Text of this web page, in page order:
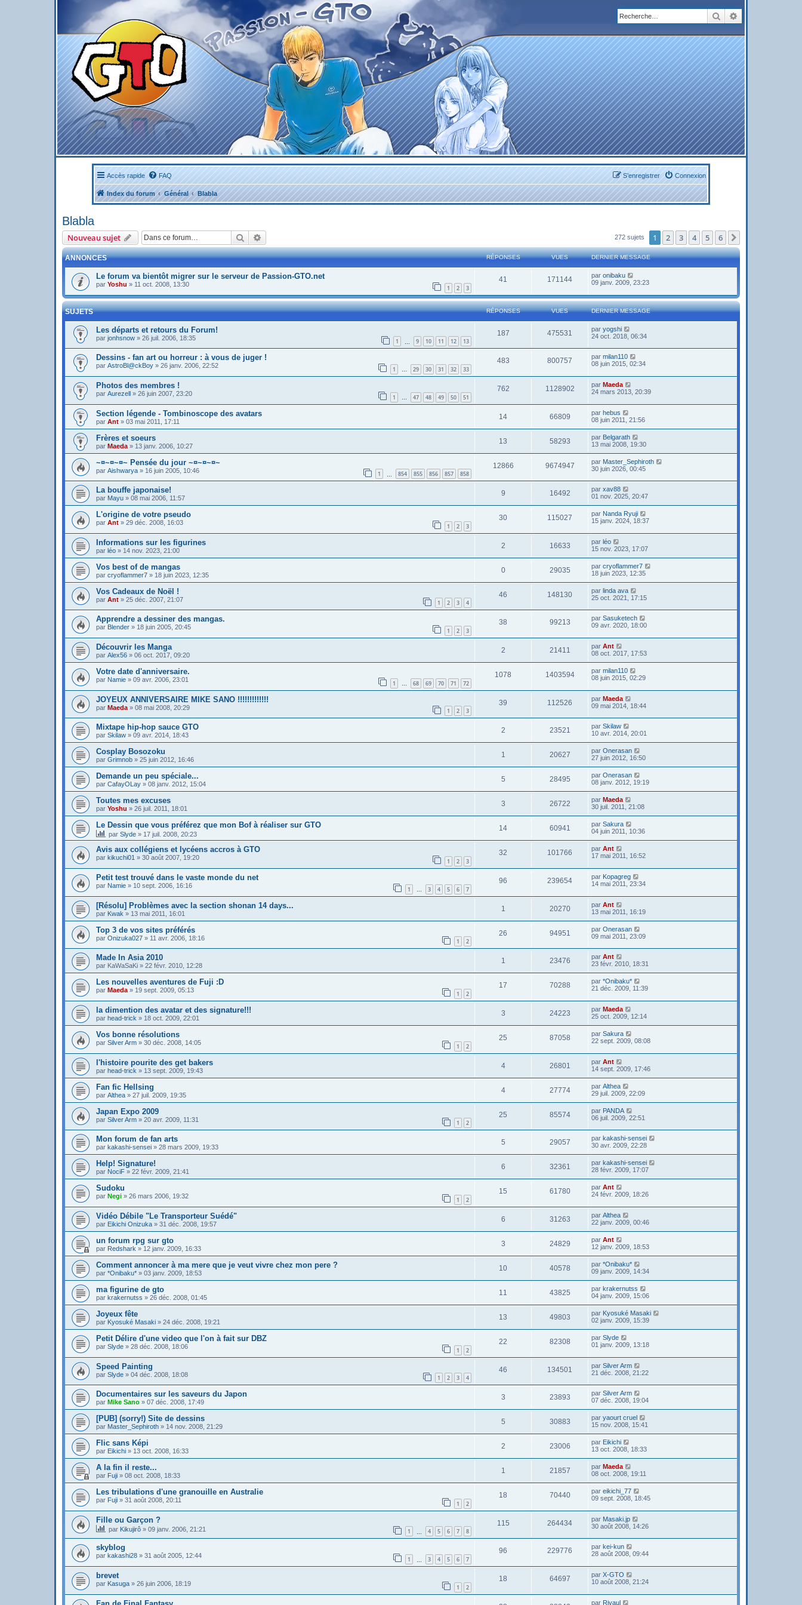
Rechercher
Accès rapide FAQ Connexion
S’enregistrer
Index du forum Général Blabla
Blabla
Nouveau sujet Rechercher 272 sujets 1 2 3 4 5 6
ANNONCES RÉPONSES VUES DERNIER MESSAGE
Le forum va bientôt migrer sur le serveur de Passion-GTO.net
par Yoshu » 11 oct. 2008, 13:30 1 2 3
41 171144 par onibaku
09 janv. 2009, 23:23
SUJETS RÉPONSES VUES DERNIER MESSAGE
Les départs et retours du Forum!
par jonhsnow » 26 juil. 2006, 18:35 1 9 10 11 12 13
187 475531 par yogshi
24 oct. 2018, 06:34
Dessins - fan art ou horreur : à vous de juger !
par AstroBl@ckBoy » 26 janv. 2006, 22:52 1 … 29 30 31 32 33
483 800757 par milan110
08 juin 2015, 02:34
Photos des membres !
par Aurezell » 26 juin 2007, 23:20 1 … 47 48 49 50 51
762 1128902 par Maeda
24 mars 2013, 20:39
Section légende - Tombinoscope des avatars
par Ant » 03 mai 2011, 17:11
14 66809 par hebus
08 juin 2011, 21:56
Frères et soeurs
par Maeda » 13 janv. 2006, 10:27
13 58293 par Belgarath
13 mai 2008, 19:30
~¤~¤~¤~ Pensée du jour ~¤~¤~¤~
par Aishwarya » 16 juin 2005, 10:46 1 854 855 856 857 858
12866 9674947 par Master_Sephiroth
30 juin 2026, 00:45
La bouffe japonaise!
par Mayu » 08 mai 2006, 11:57
9 16492 par xav88
01 nov. 2025, 20:47
L'origine de votre pseudo
par Ant » 29 déc. 2008, 16:03 1 2 3
30 115027 par Nanda Ryuji
15 janv. 2024, 18:37
Informations sur les figurines
par léo » 14 nov. 2023, 21:00
2 16633 par léo
15 nov. 2023, 17:07
Vos best of de mangas
par cryoflammer7 » 18 juin 2023, 12:35
0 29035 par cryoflammer7
18 juin 2023, 12:35
Vos Cadeaux de Noël !
par Ant » 25 déc. 2007, 21:07 1 2 3 4
46 148130 par linda ava
25 oct. 2021, 17:15
Apprendre a dessiner des mangas.
par Blender » 18 juin 2005, 20:45 1 2 3
38 99213 par Sasuketech
09 avr. 2020, 18:00
Découvrir les Manga
par Alex56 » 06 oct. 2017, 09:20
2 21411 par Ant
08 oct. 2017, 17:53
Votre date d'anniversaire.
par Namie » 09 avr. 2006, 23:01 1 … 68 69 70 71 72
1078 1403594 par milan110
08 juin 2015, 02:29
JOYEUX ANNIVERSAIRE MIKE SANO !!!!!!!!!!!!!
par Maeda » 08 mai 2008, 20:29 1 2 3
39 112526 par Maeda
09 mai 2014, 18:44
Mixtape hip-hop sauce GTO
par Skilaw » 09 avr. 2014, 18:43
2 23521 par Skilaw
10 avr. 2014, 20:01
Cosplay Bosozoku
par Grimnob » 25 juin 2012, 16:46
1 20627 par Onerasan
27 juin 2012, 16:50
Demande un peu spéciale...
par CafayOLay » 08 janv. 2012, 15:04
5 28495 par Onerasan
08 janv. 2012, 19:19
Toutes mes excuses
par Yoshu » 26 juil. 2011, 18:01
3 26722 par Maeda
30 juil. 2011, 21:08
Le Dessin que vous préférez que mon Bof à réaliser sur GTO
par Slyde » 17 juil. 2008, 20:23
14 60941 par Sakura
04 juin 2011, 10:36
Avis aux collégiens et lycéens accros à GTO
par kikuchi01 » 30 août 2007, 19:20 1 2 3
32 101766 par Ant
17 mai 2011, 16:52
Petit test trouvé dans le vaste monde du net
par Namie » 10 sept. 2006, 16:16 1 … 3 4 5 6 7
96 239654 par Kopagreg
14 mai 2011, 23:34
[Résolu] Problèmes avec la section shonan 14 days...
par Kwak » 13 mai 2011, 16:01
1 20270 par Ant
13 mai 2011, 16:19
Top 3 de vos sites préférés
par Onizuka027 » 11 avr. 2006, 18:16 1 2
26 94951 par Onerasan
09 mai 2011, 23:09
Made In Asia 2010
par KaWaSaKi » 22 févr. 2010, 12:28
1 23476 par Ant
23 févr. 2010, 18:31
Les nouvelles aventures de Fuji :D
par Maeda » 19 sept. 2009, 05:13 1 2
17 70288 par *Onibaku*
21 déc. 2009, 11:39
la dimention des avatar et des signature!!!
par head-trick » 18 oct. 2009, 22:01
3 24223 par Maeda
25 oct. 2009, 12:14
Vos bonne résolutions
par Silver Arm » 30 déc. 2008, 14:05 1 2
25 87058 par Sakura
22 sept. 2009, 08:08
l'histoire pourite des get bakers
par head-trick » 13 sept. 2009, 19:43
4 26801 par Ant
14 sept. 2009, 17:46
Fan fic Hellsing
par Althea » 27 juil. 2009, 19:35
4 27774 par Althea
29 juil. 2009, 22:09
Japan Expo 2009
par Silver Arm » 20 avr. 2009, 11:31 1 2
25 85574 par PANDA
06 juil. 2009, 22:51
Mon forum de fan arts
par kakashi-sensei » 28 mars 2009, 19:33
5 29057 par kakashi-sensei
30 avr. 2009, 22:28
Help! Signature!
par NociF » 22 févr. 2009, 21:41
6 32361 par kakashi-sensei
28 févr. 2009, 17:07
Sudoku
par Negi » 26 mars 2006, 19:32 1 2
15 61780 par Ant
24 févr. 2009, 18:26
Vidéo Débile "Le Transporteur Suédé"
par Eikichi Onizuka » 31 déc. 2008, 19:57
6 31263 par Althea
22 janv. 2009, 00:46
un forum rpg sur gto
par Redshark » 12 janv. 2009, 16:33
3 24829 par Ant
12 janv. 2009, 18:53
Comment annoncer à ma mere que je veut vivre chez mon pere ?
par *Onibaku* » 03 janv. 2009, 18:53
10 40578 par *Onibaku*
09 janv. 2009, 14:34
ma figurine de gto
par krakernutss » 26 déc. 2008, 01:45
11 43825 par krakernutss
04 janv. 2009, 15:06
Joyeux fête
par Kyosuké Masaki » 24 déc. 2008, 19:21
13 49803 par Kyosuké Masaki
02 janv. 2009, 15:39
Petit Délire d'une video que l'on à fait sur DBZ
par Slyde » 28 déc. 2008, 18:06 1 2
22 82308 par Slyde
01 janv. 2009, 13:18
Speed Painting
par Slyde » 04 déc. 2008, 18:08 1 2 3 4
46 134501 par Silver Arm
21 déc. 2008, 21:22
Documentaires sur les saveurs du Japon
par Mike Sano » 07 déc. 2008, 17:49
3 23893 par Silver Arm
07 déc. 2008, 19:04
[PUB] (sorry!) Site de dessins
par Master_Sephiroth » 14 nov. 2008, 21:29
5 30883 par yaourt cruel
15 nov. 2008, 15:41
Flic sans Képi
par Eikichi » 13 oct. 2008, 16:33
2 23006 par Eikichi
13 oct. 2008, 18:33
A la fin il reste...
par Fuji » 08 oct. 2008, 18:33
1 21857 par Maeda
08 oct. 2008, 19:11
Les tribulations d'une granouille en Australie
par Fuji » 31 août 2008, 20:11 1 2
18 70440 par eikichi_77
09 sept. 2008, 18:45
Fille ou Garçon ?
par Kikujirô » 09 janv. 2006, 21:21 1 4 5 6 7 8
115 264434 par Masaki.jp
30 août 2008, 14:26
skyblog
par kakashi28 » 31 août 2005, 12:44 1 3 4 5 6 7
96 229776 par kei-kun
28 août 2008, 09:44
brevet
par Kasuga » 26 juin 2006, 18:19 1 2
18 64697 par X-GTO
10 août 2008, 21:24
par Rivaul